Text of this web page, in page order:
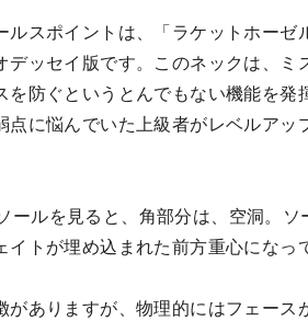
スポイントは、「ラケットホーゼ
ッセイ版です。このネックは、ミ
防ぐというとんでもない機能を発
に悩んでいた上級者がレベルアッ
ールを見ると、角部分は、空洞。ソ
トが埋め込まれた前方重心になっ
ありますが、物理的にはフェース